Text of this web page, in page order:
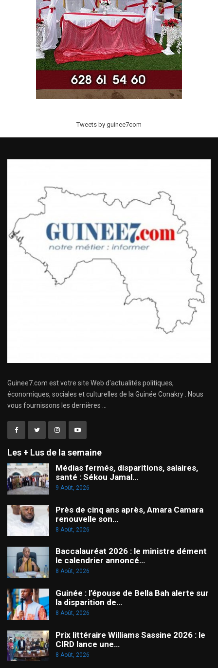
Tweets by guinee7com
Guinee7.com est votre site Web d'actualités politiques,
économiques, sociales et culturelles de la Guinée Conakry . Nous
vous fournissons les dernières ...
Les + Lus de la semaine
Médias fermés, disparitions, salaires,
santé : Sékou Jamal…
9 Août, 2026
Près de cinq ans après, Amara Camara
renouvelle son…
8 Août, 2026
Baccalauréat 2026 : le ministre dément
le calendrier annoncé…
8 Août, 2026
Guinée : l’épouse de Bella Bah alerte sur
la disparition de…
8 Août, 2026
Prix littéraire Williams Sassine 2026 : le
CIRD lance une…
8 Août, 2026